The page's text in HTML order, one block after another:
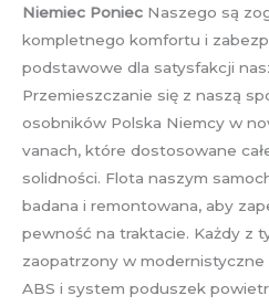
Niemiec Poniec Naszego są
kompletnego komfortu i
podstawowe dla satysfakcji
Przemieszczanie się z naszą
osobników Polska Niemcy w
vanach, które dostosowane
solidności. Flota naszym
badana i remontowana, aby
pewność na traktacie. Każdy z
zaopatrzony w
ABS i system poduszek